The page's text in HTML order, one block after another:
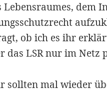
dem
ob ich es ihr
das LSR nur im Netz
sollten mal wieder